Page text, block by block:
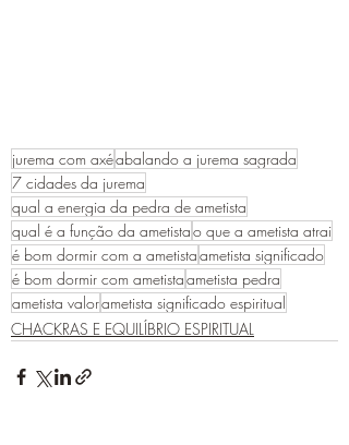
jurema com axéabalando a jurema sagrada
7 cidades da jurema
qual a energia da pedra de ametista
qual é a função da ametistao que a ametista atrai
é bom dormir com a ametistaametista significado
é bom dormir com ametistaametista pedra
ametista valorametista significado espiritual
CHACKRAS E EQUILÍBRIO ESPIRITUAL